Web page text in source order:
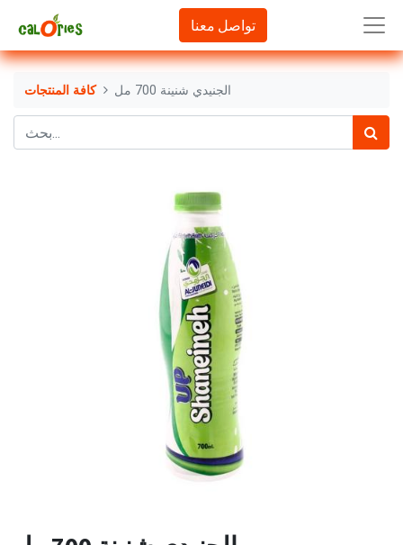
تواصل معنا
كافة المنتجات الجنيدي شنينة 700 مل